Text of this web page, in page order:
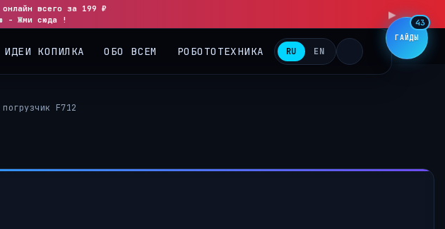
онлайн всего за 199 ₽
- Жми сюда !
▶
RU EN
F712
ГАЙДЫ
43